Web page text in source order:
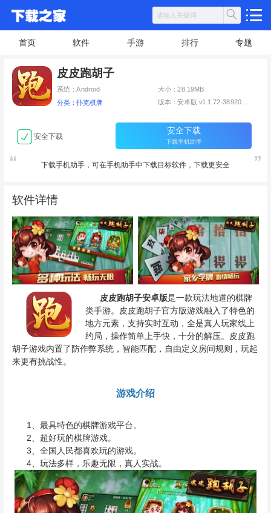
首页 软件 手游 排行 专题
皮皮跑胡子
系统：Android 大小：28.19MB
分类：扑克棋牌
安全下载
安全下载
下载手机助手
下载手机助手，可在手机助手中下载目标软件，下载更安全
软件详情
皮皮跑胡子安卓版是一款玩法地道的棋牌
类手游。皮皮跑胡子官方版游戏融入了特色的
地方元素，支持实时互动，全是真人玩家线上
约局，操作简单上手快，十分的解压。皮皮跑
胡子游戏内置了防作弊系统，智能匹配，自由定义房间规则，玩起
来更有挑战性。
游戏介绍
1、最具特色的棋牌游戏平台。
2、超好玩的棋牌游戏。
3、全国人民都喜欢玩的游戏。
4、玩法多样，乐趣无限，真人实战。